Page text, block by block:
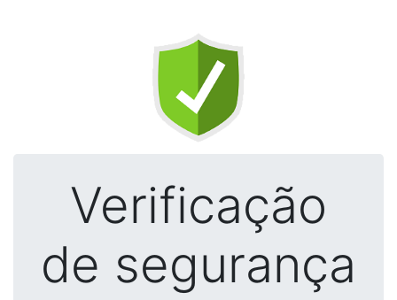
Verificação
de segurança